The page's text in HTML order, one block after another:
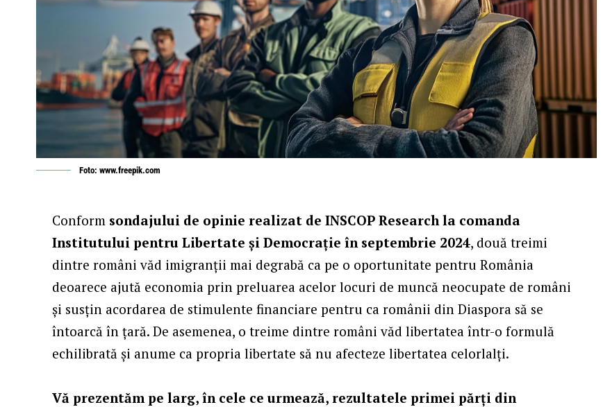
Foto: www.freepik.com
Conform sondajului de opinie realizat de INSCOP Research la comanda
Institutului pentru Libertate și Democrație în septembrie 2024, două treimi
dintre români văd imigranții mai degrabă ca pe o oportunitate pentru România
deoarece ajută economia prin preluarea acelor locuri de muncă neocupate de români
și susțin acordarea de stimulente financiare pentru ca românii din Diaspora să se
întoarcă în țară. De asemenea, o treime dintre români văd libertatea într-o formulă
echilibrată și anume ca propria libertate să nu afecteze libertatea celorlalți.
Vă prezentăm pe larg, în cele ce urmează, rezultatele primei părți din